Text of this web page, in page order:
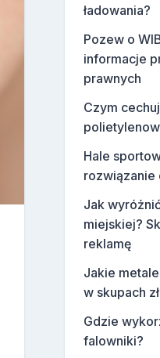
ładowania?
Pozew o
informacje
prawnych
Czym
Hale
rozwiązanie
Jak
miejskiej?
reklamę
Jakie
w skupach
Gdzie
falowniki?